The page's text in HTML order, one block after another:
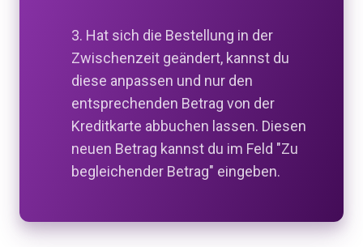
3. Hat sich die Bestellung in der
Zwischenzeit geändert, kannst du
diese anpassen und nur den
entsprechenden Betrag von der
Kreditkarte abbuchen lassen. Diesen
neuen Betrag kannst du im Feld "Zu
begleichender Betrag" eingeben.